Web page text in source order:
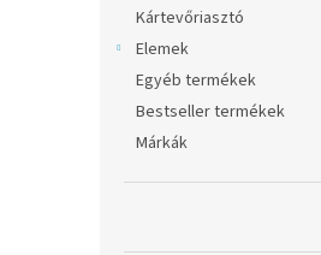
Kártevőriasztó
Elemek
Egyéb termékek
Bestseller termékek
Márkák